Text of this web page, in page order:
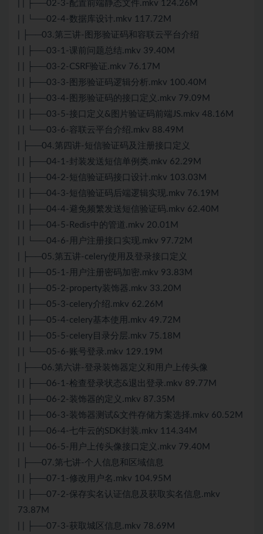
| | ├──02-3-配置前端静态文件.mkv 124.26M
| | └──02-4-数据库设计.mkv 117.72M
| ├──03.第三讲-图形验证码和容联云平台介绍
| | ├──03-1-课前问题总结.mkv 39.40M
| | ├──03-2-CSRF验证.mkv 76.17M
| | ├──03-3-图形验证码逻辑分析.mkv 100.40M
| | ├──03-4-图形验证码的接口定义.mkv 79.09M
| | ├──03-5-接口定义&图片验证码前端 JS.mkv 48.16M
| | └──03-6-容联云平台介绍.mkv 88.49M
| ├──04.第四讲-短信验证码及注册接口定义
| | ├──04-1-封装发送短信单例类.mkv 62.29M
| | ├──04-2-短信验证码接口设计.mkv 103.03M
| | ├──04-3-短信验证码后端逻辑实现.mkv 76.19M
| | ├──04-4-避免频繁发送短信验证码.mkv 62.40M
| | ├──04-5-Redis中的管道.mkv 20.01M
| | └──04-6-用户注册接口实现.mkv 97.72M
| ├──05.第五讲-celery使用及登录接口定义
| | ├──05-1-用户注册密码加密.mkv 93.83M
| | ├──05-2-property装饰器.mkv 33.20M
| | ├──05-3-celery介绍.mkv 62.26M
| | ├──05-4-celery基本使用.mkv 49.72M
| | ├──05-5-celery目录分层.mkv 75.18M
| | └──05-6-账号登录.mkv 129.19M
| ├──06.第六讲-登录装饰器定义和用户上传头像
| | ├──06-1-检查登录状态&退出登录.mkv 89.77M
| | ├──06-2-装饰器的定义.mkv 87.35M
| | ├──06-3-装饰器测试&文件存储方案选择.mkv 60.52M
| | ├──06-4-七牛云的SDK封装.mkv 114.34M
| | └──06-5-用户上传头像接口定义.mkv 79.40M
| ├──07.第七讲-个人信息和区域信息
| | ├──07-1-修改用户名.mkv 104.95M
| | ├──07-2-保存实名认证信息及获取实名信息.mkv
73.87M
| | ├──07-3-获取城区信息.mkv 78.69M